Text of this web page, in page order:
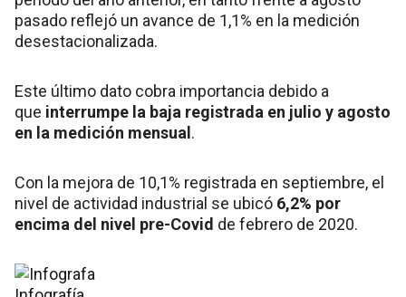
pasado reflejó un avance de 1,1% en la medición
desestacionalizada.
Este último dato cobra importancia debido a
que interrumpe la baja registrada en julio y agosto
en la medición mensual .
Con la mejora de 10,1% registrada en septiembre, el
nivel de actividad industrial se ubicó 6,2% por
encima del nivel pre-Covid de febrero de 2020.